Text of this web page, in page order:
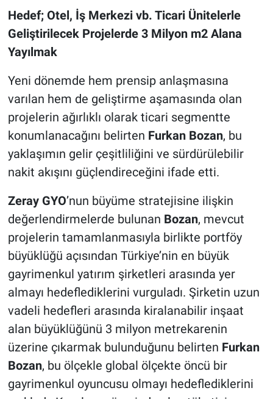
Hedef; Otel, İş Merkezi vb. Ticari Ünitelerle
Geliştirilecek Projelerde 3 Milyon m2 Alana
Yayılmak
Yeni dönemde hem prensip anlaşmasına
varılan hem de geliştirme aşamasında olan
projelerin ağırlıklı olarak ticari segmentte
konumlanacağını belirten Furkan Bozan, bu
yaklaşımın gelir çeşitliliğini ve sürdürülebilir
nakit akışını güçlendireceğini ifade etti.
Zeray GYO’nun büyüme stratejisine ilişkin
değerlendirmelerde bulunan Bozan, mevcut
projelerin tamamlanmasıyla birlikte portföy
büyüklüğü açısından Türkiye’nin en büyük
gayrimenkul yatırım şirketleri arasında yer
almayı hedeflediklerini vurguladı. Şirketin uzun
vadeli hedefleri arasında kiralanabilir inşaat
alan büyüklüğünü 3 milyon metrekarenin
üzerine çıkarmak bulunduğunu belirten Furkan
Bozan, bu ölçekle global ölçekte öncü bir
gayrimenkul oyuncusu olmayı hedeflediklerini